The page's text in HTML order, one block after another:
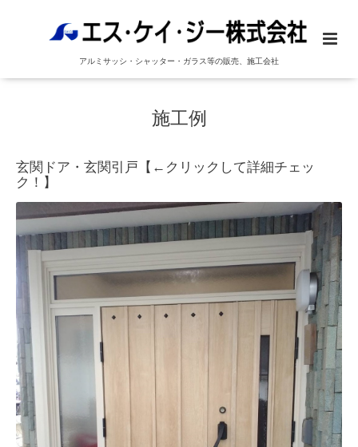
アルミサッシ・シャッター・ガラス等の販売、施工会社
施工例
玄関ドア・玄関引戸【←クリックして詳細チェッ
ク！】